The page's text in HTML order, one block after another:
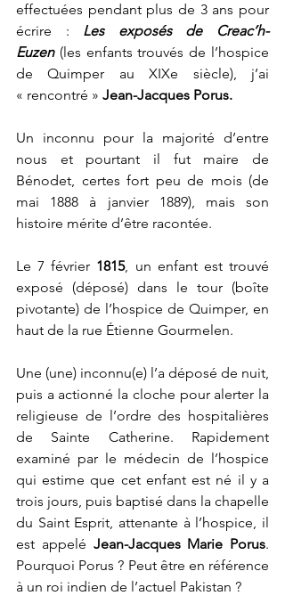
effectuées pendant plus de 3 ans pour
écrire : Les exposés de Creac’h-
Euzen (les enfants trouvés de l’hospice
de Quimper au XIXe siècle), j’ai
« rencontré » Jean-Jacques Porus.
Un inconnu pour la majorité d’entre
nous et pourtant il fut maire de
Bénodet, certes fort peu de mois (de
mai 1888 à janvier 1889), mais son
histoire mérite d’être racontée.
Le 7 février 1815, un enfant est trouvé
exposé (déposé) dans le tour (boîte
pivotante) de l’hospice de Quimper, en
haut de la rue Étienne Gourmelen.
Une (une) inconnu(e) l’a déposé de nuit,
puis a actionné la cloche pour alerter la
religieuse de l’ordre des hospitalières
de Sainte Catherine. Rapidement
examiné par le médecin de l’hospice
qui estime que cet enfant est né il y a
trois jours, puis baptisé dans la chapelle
du Saint Esprit, attenante à l’hospice, il
est appelé Jean-Jacques Marie Porus.
Pourquoi Porus ? Peut être en référence
à un roi indien de l’actuel Pakistan ?